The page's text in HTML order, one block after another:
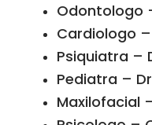
Odontologo
Cardiologo
Psiquiatra –
Pediatra –
Maxilofacial